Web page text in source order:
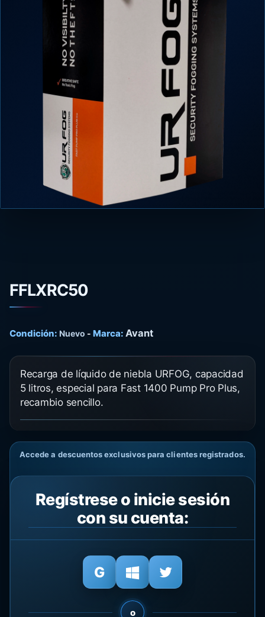
FFLXRC50
Condición: Nuevo - Marca: Avant
Recarga de líquido de niebla URFOG, capacidad
5 litros, especial para Fast 1400 Pump Pro Plus,
recambio sencillo.
Accede a descuentos exclusivos para clientes registrados.
Regístrese o inicie sesión
con su cuenta:
o